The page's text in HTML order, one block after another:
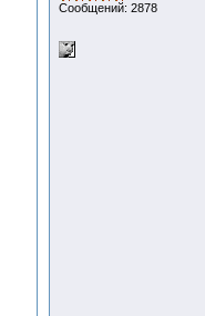
Сообщений: 2878